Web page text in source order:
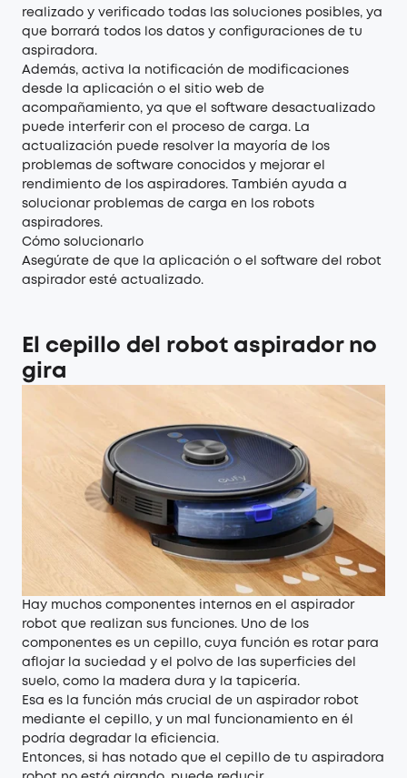
realizado y verificado todas las soluciones posibles, ya
que borrará todos los datos y configuraciones de tu
aspiradora.
Además, activa la notificación de modificaciones
desde la aplicación o el sitio web de
acompañamiento, ya que el software desactualizado
puede interferir con el proceso de carga. La
actualización puede resolver la mayoría de los
problemas de software conocidos y mejorar el
rendimiento de los aspiradores. También ayuda a
solucionar problemas de carga en los robots
aspiradores.
Cómo solucionarlo
Asegúrate de que la aplicación o el software del robot
aspirador esté actualizado.
El cepillo del robot aspirador no
gira
Hay muchos componentes internos en el aspirador
robot que realizan sus funciones. Uno de los
componentes es un cepillo, cuya función es rotar para
aflojar la suciedad y el polvo de las superficies del
suelo, como la madera dura y la tapicería.
Esa es la función más crucial de un aspirador robot
mediante el cepillo, y un mal funcionamiento en él
podría degradar la eficiencia.
Entonces, si has notado que el cepillo de tu aspiradora